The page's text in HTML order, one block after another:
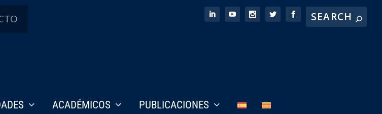
ACADÉMICOS PUBLICACIONES